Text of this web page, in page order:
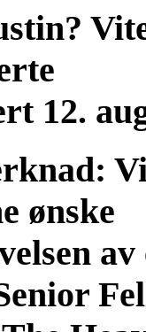
12.
ønske
av